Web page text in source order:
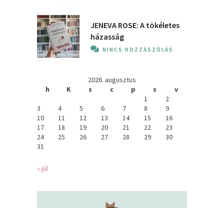
JENEVA ROSE: A ​tökéletes
házasság
NINCS HOZZÁSZÓLÁS
2026. augusztus
h
K s c p s
v
1
2
3
4 5 6 7 8
9
10
11 12 13 14 15
16
17
18 19 20 21 22
23
24
25 26 27 28 29
30
31
« júl